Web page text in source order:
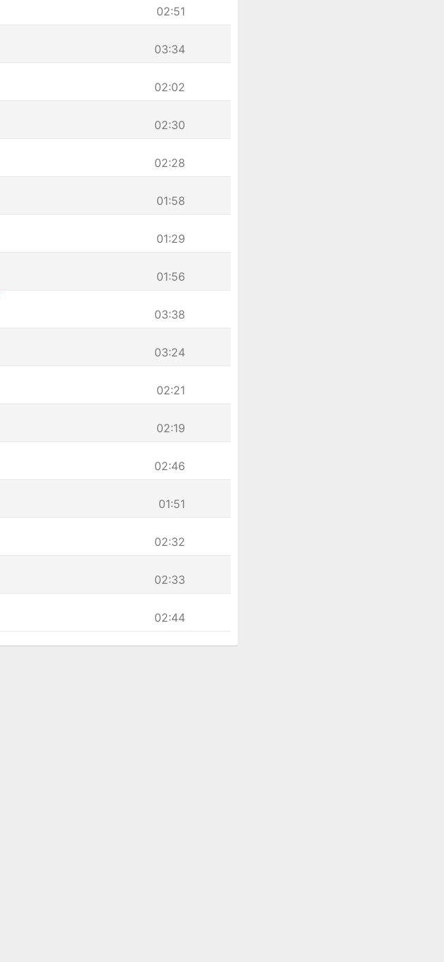
02:51
03:34
02:02
02:30
02:28
01:58
01:29
01:56
03:38
03:24
02:21
02:19
02:46
01:51
02:32
02:33
02:44